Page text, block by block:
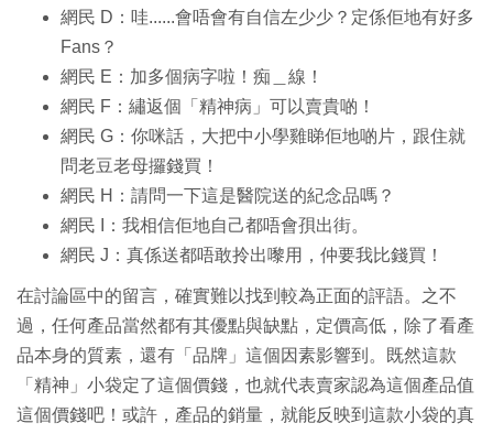
網民 D：哇......會唔會有自信左少少？定係佢地有好多
Fans？
網民 E：加多個病字啦！痴＿線！
網民 F：繡返個「精神病」可以賣貴啲！
網民 G：你咪話，大把中小學雞睇佢地啲片，跟住就
問老豆老母攞錢買！
網民 H：請問一下這是醫院送的紀念品嗎？
網民 I：我相信佢地自己都唔會孭出街。
網民 J：真係送都唔敢拎出嚟用，仲要我比錢買！
在討論區中的留言，確實難以找到較為正面的評語。之不
過，任何產品當然都有其優點與缺點，定價高低，除了看產
品本身的質素，還有「品牌」這個因素影響到。既然這款
「精神」小袋定了這個價錢，也就代表賣家認為這個產品值
這個價錢吧！或許，產品的銷量，就能反映到這款小袋的真